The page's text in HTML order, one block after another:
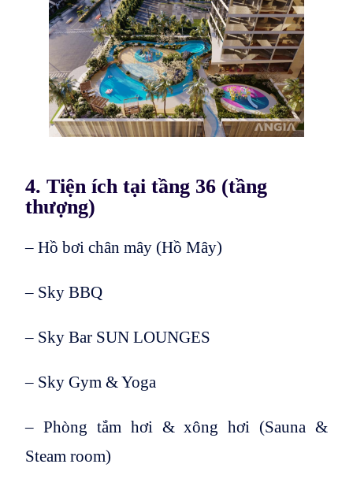
4. Tiện ích tại tầng 36 (tầng
thượng)
– Hồ bơi chân mây (Hồ Mây)
– Sky BBQ
– Sky Bar SUN LOUNGES
– Sky Gym & Yoga
– Phòng tắm hơi & xông hơi (Sauna &
Steam room)